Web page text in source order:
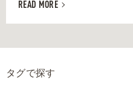
READ MORE
タグで探す